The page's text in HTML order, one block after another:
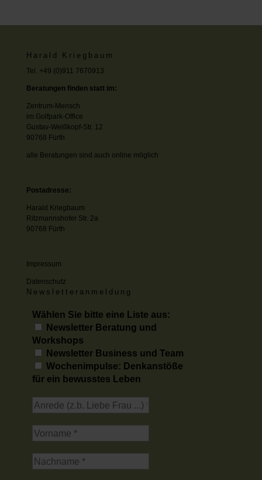
Harald Kriegbaum
Tel. +49 (0)911 7670913
Beratungen finden statt im:
Zentrum-Mensch
im Golfpark-Office
Gustav-Weißkopf-Str. 12
90768 Fürth
alle Beratungen sind auch online möglich
Postadresse:
Harald Kriegbaum
Ritzmannshofer Str. 2a
90768 Fürth
Impressum
Datenschutz
Newsletteranmeldung
Wählen Sie bitte eine Liste aus:
Newsletter Beratung und
Workshops
Newsletter Business und Team
Wochenimpulse: Denkanstöße
für ein bewusstes Leben